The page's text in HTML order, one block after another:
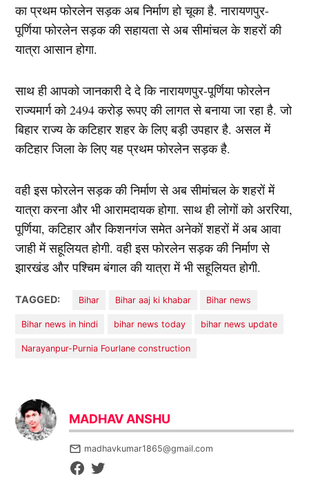
का प्रथम फोरलेन सड़क अब निर्माण हो चूका है. नारायणपुर-
पूर्णिया फोरलेन सड़क की सहायता से अब सीमांचल के शहरों की
यात्रा आसान होगा.
साथ ही आपको जानकारी दे दे कि नारायणपुर-पूर्णिया फोरलेन
राज्यमार्ग को 2494 करोड़ रूपए की लागत से बनाया जा रहा है. जो
बिहार राज्य के कटिहार शहर के लिए बड़ी उपहार है. असल में
कटिहार जिला के लिए यह प्रथम फोरलेन सड़क है.
वही इस फोरलेन सड़क की निर्माण से अब सीमांचल के शहरों में
यात्रा करना और भी आरामदायक होगा. साथ ही लोगों को अररिया,
पूर्णिया, कटिहार और किशनगंज समेत अनेकों शहरों में अब आवा
जाही में सहूलियत होगी. वही इस फोरलेन सड़क की निर्माण से
झारखंड और पश्चिम बंगाल की यात्रा में भी सहूलियत होगी.
TAGGED: Bihar Bihar aaj ki khabar Bihar news
Bihar news in hindi bihar news today bihar news update
Narayanpur-Purnia Fourlane construction
MADHAV ANSHU
madhavkumar1865@gmail.com